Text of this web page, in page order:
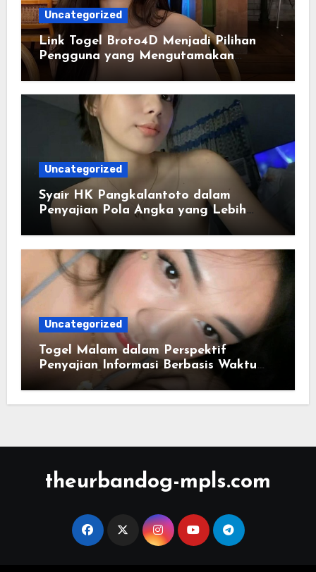
Uncategorized
Link Togel Broto4D Menjadi Pilihan
Pengguna yang Mengutamakan
Kemudahan
Uncategorized
Syair HK Pangkalantoto dalam
Penyajian Pola Angka yang Lebih
Jelas
Uncategorized
Togel Malam dalam Perspektif
Penyajian Informasi Berbasis Waktu
dan Distribusi Data Numerik
theurbandog-mpls.com